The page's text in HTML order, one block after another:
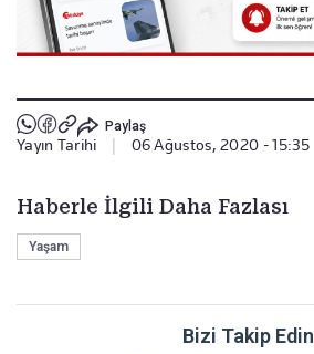
Paylaş
Yayın Tarihi 06 Ağustos, 2020 - 15:35
Haberle İlgili Daha Fazlası
Yaşam
Bizi Takip Edin